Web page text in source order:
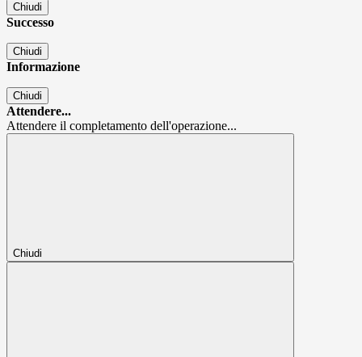
Chiudi
Successo
Chiudi
Informazione
Chiudi
Attendere...
Attendere il completamento dell'operazione...
Chiudi